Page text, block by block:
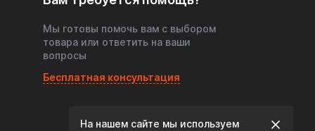
Мы готовы помочь вам с выбором
товара или ответить на ваши
вопросы
Бесплатная консультация
На нашем сайте мы используем